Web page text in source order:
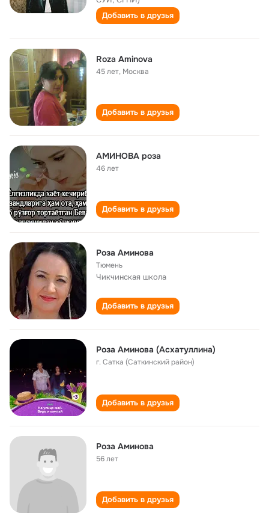
Добавить в друзья
Roza Aminova
45 лет, Москва
Добавить в друзья
АМИНОВА роза
46 лет
Добавить в друзья
Роза Аминова
Тюмень
Чикчинская школа
Добавить в друзья
Роза Аминова (Асхатуллина)
г. Сатка (Саткинский район)
Добавить в друзья
Роза Аминова
56 лет
Добавить в друзья